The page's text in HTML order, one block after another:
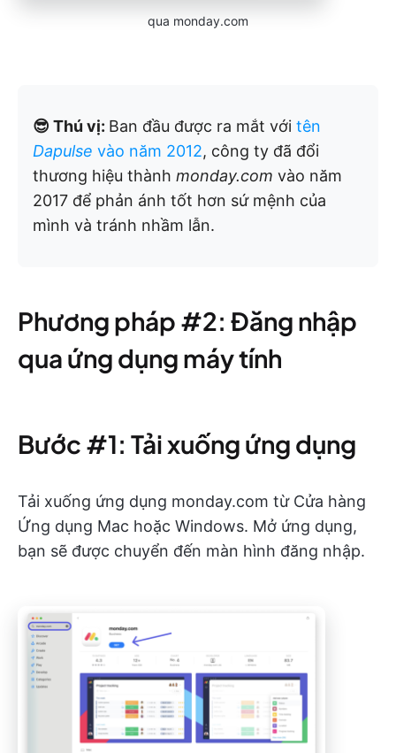
qua monday.com
😎 Thú vị: Ban đầu được ra mắt với tên
Dapulse vào năm 2012, công ty đã đổi
thương hiệu thành monday.com vào năm
2017 để phản ánh tốt hơn sứ mệnh của
mình và tránh nhầm lẫn.
Phương pháp #2: Đăng nhập
qua ứng dụng máy tính
Bước #1: Tải xuống ứng dụng
Tải xuống ứng dụng monday.com từ Cửa hàng
Ứng dụng Mac hoặc Windows. Mở ứng dụng,
bạn sẽ được chuyển đến màn hình đăng nhập.